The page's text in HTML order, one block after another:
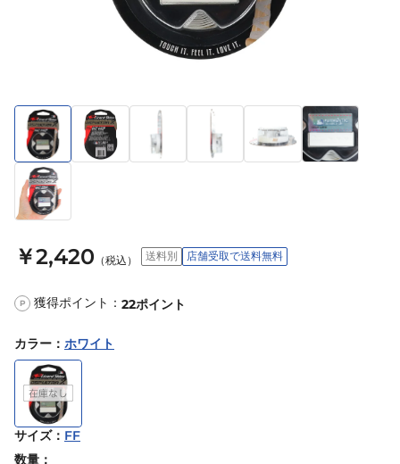
￥2,420 （税込） 送料別 店舗受取で送料無料
P 獲得ポイント： 22ポイント
カラー ： ホワイト
サイズ： FF
数量：